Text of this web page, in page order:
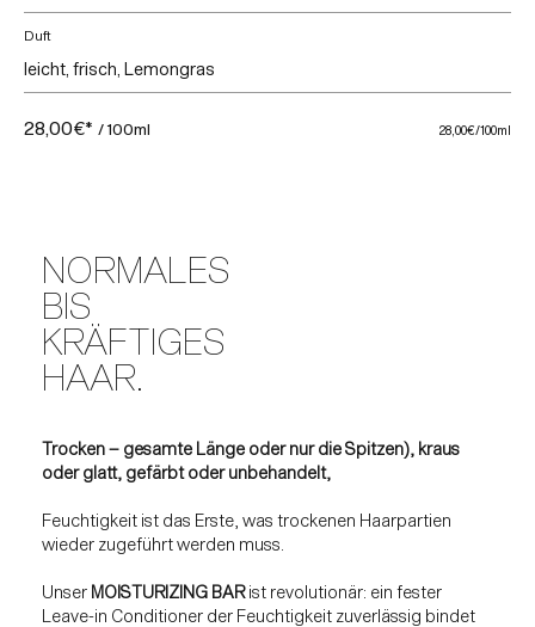
Duft
leicht, frisch, Lemongras
28,00€* / 100ml 28,00€/100ml
NORMALES
BIS
KRÄFTIGES
HAAR.
Trocken – gesamte Länge oder nur die Spitzen), kraus
oder glatt, gefärbt oder unbehandelt,
Feuchtigkeit ist das Erste, was trockenen Haarpartien
wieder zugeführt werden muss.
Unser MOISTURIZING BARist revolutionär: ein fester
Leave-in Conditioner der Feuchtigkeit zuverlässig bindet